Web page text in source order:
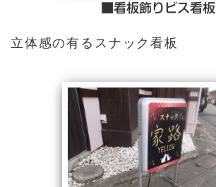
■看板飾りビス看板
立体感の有るスナック看板